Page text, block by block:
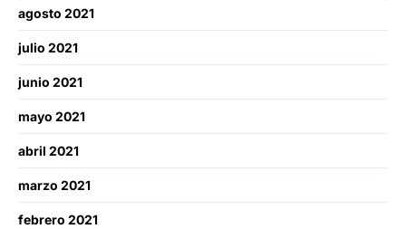
agosto 2021
julio 2021
junio 2021
mayo 2021
abril 2021
marzo 2021
febrero 2021